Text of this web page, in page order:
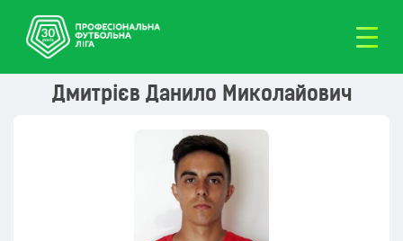
Дмитрієв Данило Миколайович